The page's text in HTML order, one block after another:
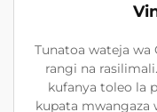
Tunatoa wateja wa
rangi na
kufanya toleo la
kupata mwangaza